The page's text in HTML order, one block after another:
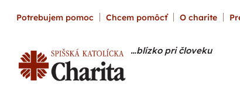
Potrebujem pomoc Chcem pomôcť O charite
…blízko pri človeku